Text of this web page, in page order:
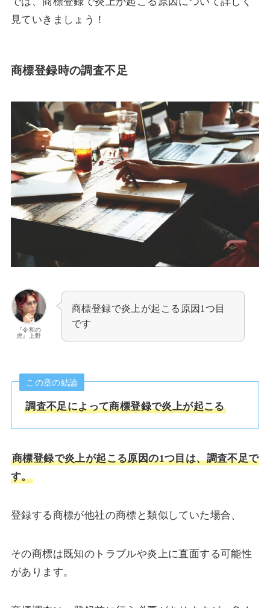
見ていきましょう！
商標登録時の調査不足
『令和の
虎』上野
商標登録で炎上が起こる原因1つ目
です
この章の結論
調査不足によって商標登録で炎上が起こる
商標登録で炎上が起こる原因の1つ目は、調査不足で
す。
登録する商標が他社の商標と類似していた場合、
その商標は既知のトラブルや炎上に直面する可能性
があります。